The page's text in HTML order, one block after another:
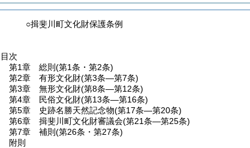
○揖斐川町文化財保護条例
目次
第1章
総則 (第1条・第2条)
第2章
有形文化財(第3条―第7条)
第3章
無形文化財(第8条―第12条)
第4章
民俗文化財(第13条―第16条)
第5章
史跡名勝天然記念物(第17条―第20条)
第6章
揖斐川町文化財審議会(第21条―第25条)
第7章
補則 (第26条・第27条)
附則